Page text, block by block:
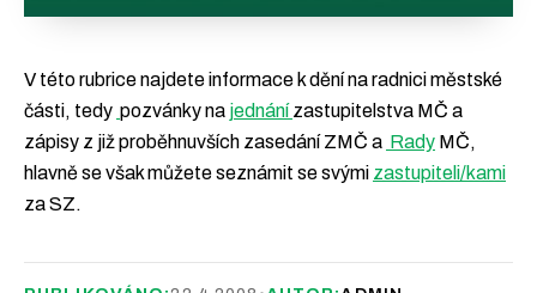
V této rubrice najdete informace k dění na radnici městské
části, tedy pozvánky na jednánízastupitelstva MČ a
zápisy z již proběhnuvších zasedání ZMČ a Rady MČ,
hlavně se však můžete seznámit se svými zastupiteli/kami
za SZ.